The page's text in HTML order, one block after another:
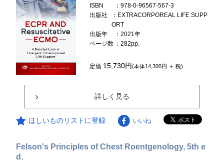
ISBN
：978-0-96567-567-3
出版社
：EXTRACORPOREAL LIFE SUPP
ORT
出版年
：2021年
ページ数 ：282pp.
定価 15,730円(本体14,300円 ＋ 税)
詳しく見る
ほしいものリストに登録 いいね
Felson's Principles of Chest Roentgenology, 5th e
d.